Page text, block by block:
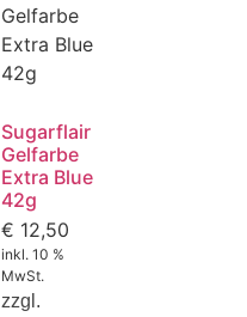
Sugarflair
Gelfarbe
Extra Blue
42g
€ 12,50
inkl. 10 %
MwSt.
zzgl.